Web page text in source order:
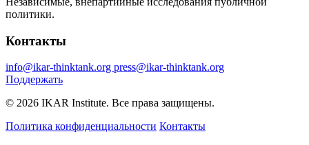
политики.
Контакты
info@ikar-thinktank.org press@ikar-thinktank.org
Поддержать
© 2026 IKAR Institute. Все права защищены.
Политика конфиденциальности Контакты